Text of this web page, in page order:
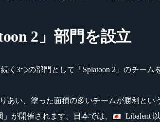
2」部門を設立
く3つの部門として「Splatoon 2」のチーム
りあい、塗った面積の多いチームが勝利と
が開催されます。日本では、
Libalent